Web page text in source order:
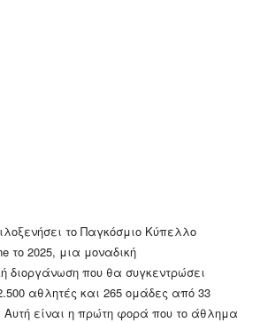
το Παγκόσμιο Κύπελλο
το 2025, μια μοναδική
διοργάνωση που θα συγκεντρώσει
αθλητές και 265 ομάδες από 33
Αυτή είναι η πρώτη φορά που το άθλημα